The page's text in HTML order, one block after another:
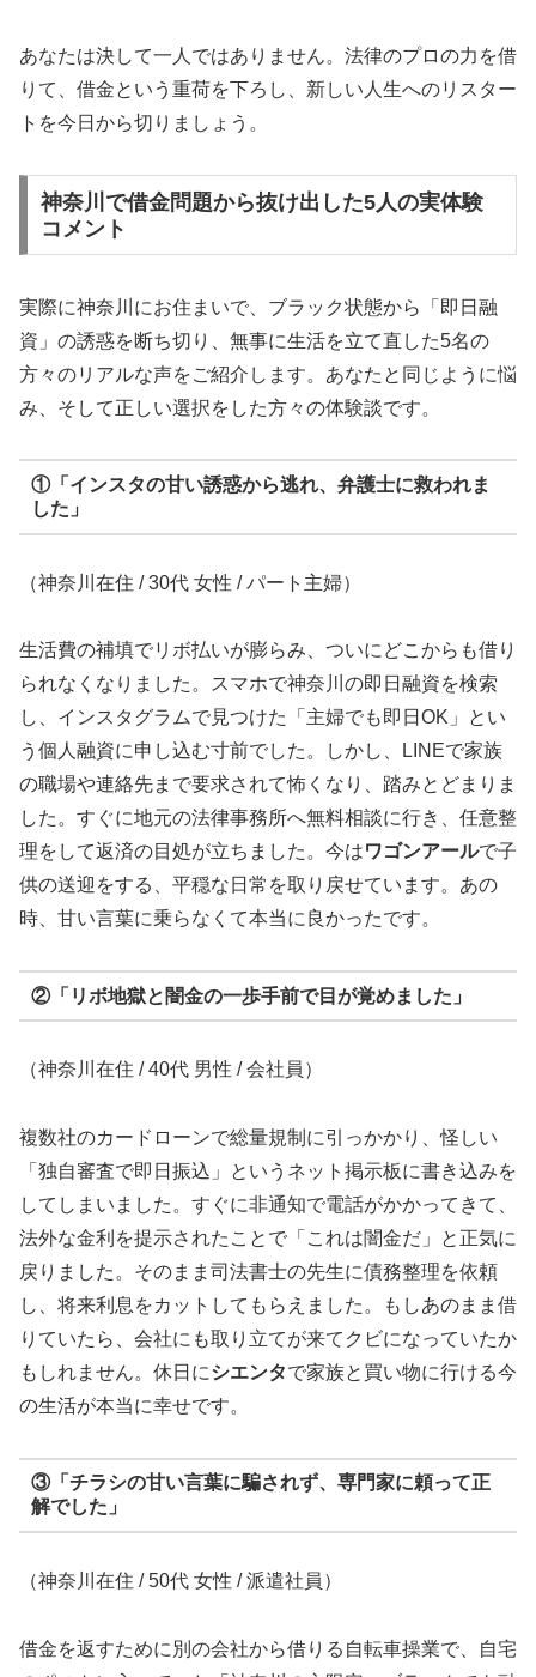
あなたは決して一人ではありません。法律のプロの力を借
りて、借金という重荷を下ろし、新しい人生へのリスター
トを今日から切りましょう。
神奈川で借金問題から抜け出した5人の実体験
コメント
実際に神奈川にお住まいで、ブラック状態から「即日融
資」の誘惑を断ち切り、無事に生活を立て直した5名の
方々のリアルな声をご紹介します。あなたと同じように悩
み、そして正しい選択をした方々の体験談です。
①「インスタの甘い誘惑から逃れ、弁護士に救われま
した」
（神奈川在住 / 30代 女性 / パート主婦）
生活費の補填でリボ払いが膨らみ、ついにどこからも借り
られなくなりました。スマホで神奈川の即日融資を検索
し、インスタグラムで見つけた「主婦でも即日OK」とい
う個人融資に申し込む寸前でした。しかし、LINEで家族
の職場や連絡先まで要求されて怖くなり、踏みとどまりま
した。すぐに地元の法律事務所へ無料相談に行き、任意整
理をして返済の目処が立ちました。今はワゴンアールで子
供の送迎をする、平穏な日常を取り戻せています。あの
時、甘い言葉に乗らなくて本当に良かったです。
②「リボ地獄と闇金の一歩手前で目が覚めました」
（神奈川在住 / 40代 男性 / 会社員）
複数社のカードローンで総量規制に引っかかり、怪しい
「独自審査で即日振込」というネット掲示板に書き込みを
してしまいました。すぐに非通知で電話がかかってきて、
法外な金利を提示されたことで「これは闇金だ」と正気に
戻りました。そのまま司法書士の先生に債務整理を依頼
し、将来利息をカットしてもらえました。もしあのまま借
りていたら、会社にも取り立てが来てクビになっていたか
もしれません。休日にシエンタで家族と買い物に行ける今
の生活が本当に幸せです。
③「チラシの甘い言葉に騙されず、専門家に頼って正
解でした」
（神奈川在住 / 50代 女性 / 派遣社員）
借金を返すために別の会社から借りる自転車操業で、自宅